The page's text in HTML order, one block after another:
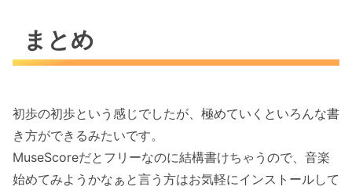
まとめ
初歩の初歩という感じでしたが、極めていくといろんな書
き方ができるみたいです。
MuseScoreだとフリーなのに結構書けちゃうので、音楽
始めてみようかなぁと言う方はお気軽にインストールして